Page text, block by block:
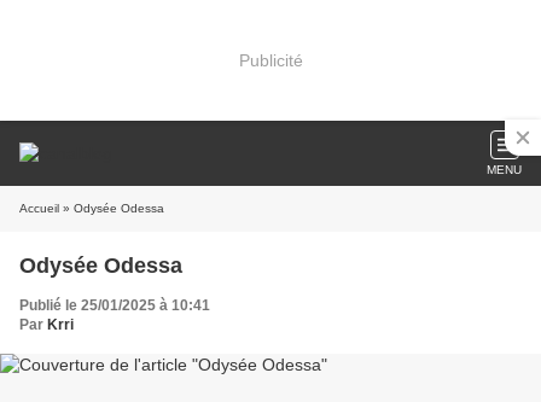
Publicité
MENU
Accueil » Odysée Odessa
Odysée Odessa
Publié le 25/01/2025 à 10:41
Par Krri